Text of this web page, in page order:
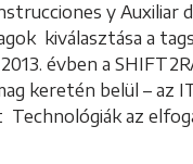
y Auxiliar
kiválasztása a
évben a
keretén belül – az
az